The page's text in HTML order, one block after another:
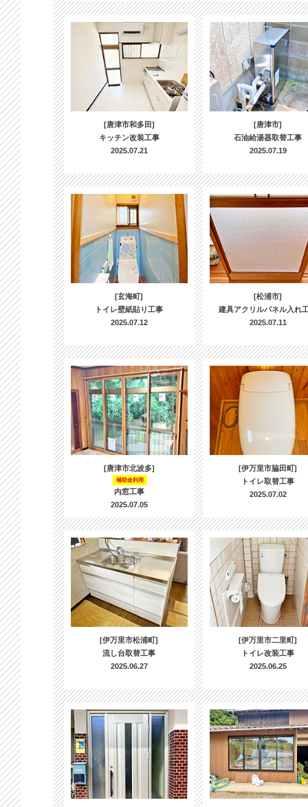
[唐津市和多田]
キッチン改装工事
2025.07.21
[唐津市]
石油給湯器取替工事
2025.07.19
[玄海町]
トイレ壁紙貼り工事
2025.07.12
[松浦市]
建具アクリルパネル入れ
2025.07.11
[唐津市北波多]
補助金利用
内窓工事
2025.07.05
[伊万里市脇田町]
トイレ取替工事
2025.07.02
[伊万里市松浦町]
流し台取替工事
2025.06.27
[伊万里市二里町]
トイレ改装工事
2025.06.25